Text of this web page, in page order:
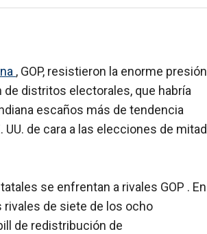
, GOP, resistieron la enorme presión
distritos electorales, que habría
escaños más de tendencia
de cara a las elecciones de mitad
se enfrentan a rivales GOP . En
rivales de siete de los ocho
de redistribución de